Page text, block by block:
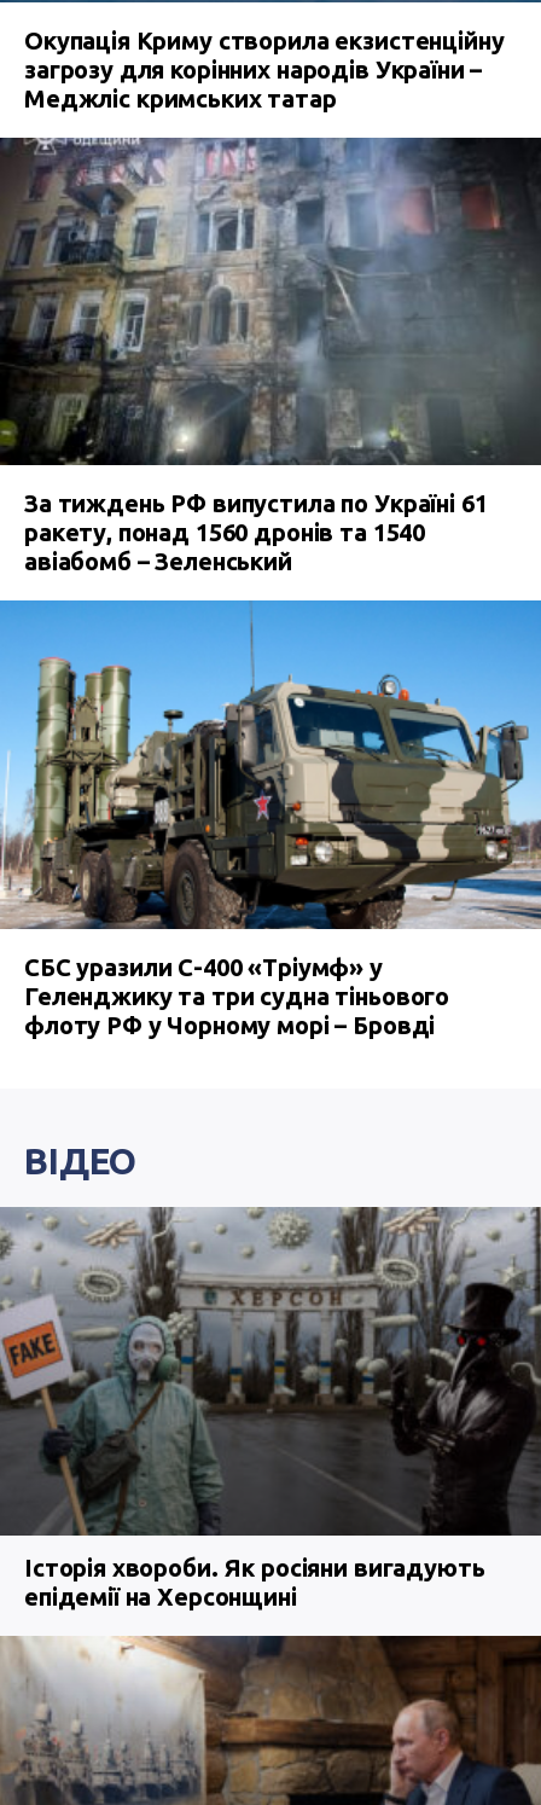
Окупація Криму створила екзистенційну
загрозу для корінних народів України –
Меджліс кримських татар
За тиждень РФ випустила по Україні 61
ракету, понад 1560 дронів та 1540
авіабомб – Зеленський
СБС уразили С-400 «Тріумф» у
Геленджику та три судна тіньового
флоту РФ у Чорному морі – Бровді
ВІДЕО
Історія хвороби. Як росіяни вигадують
епідемії на Херсонщині